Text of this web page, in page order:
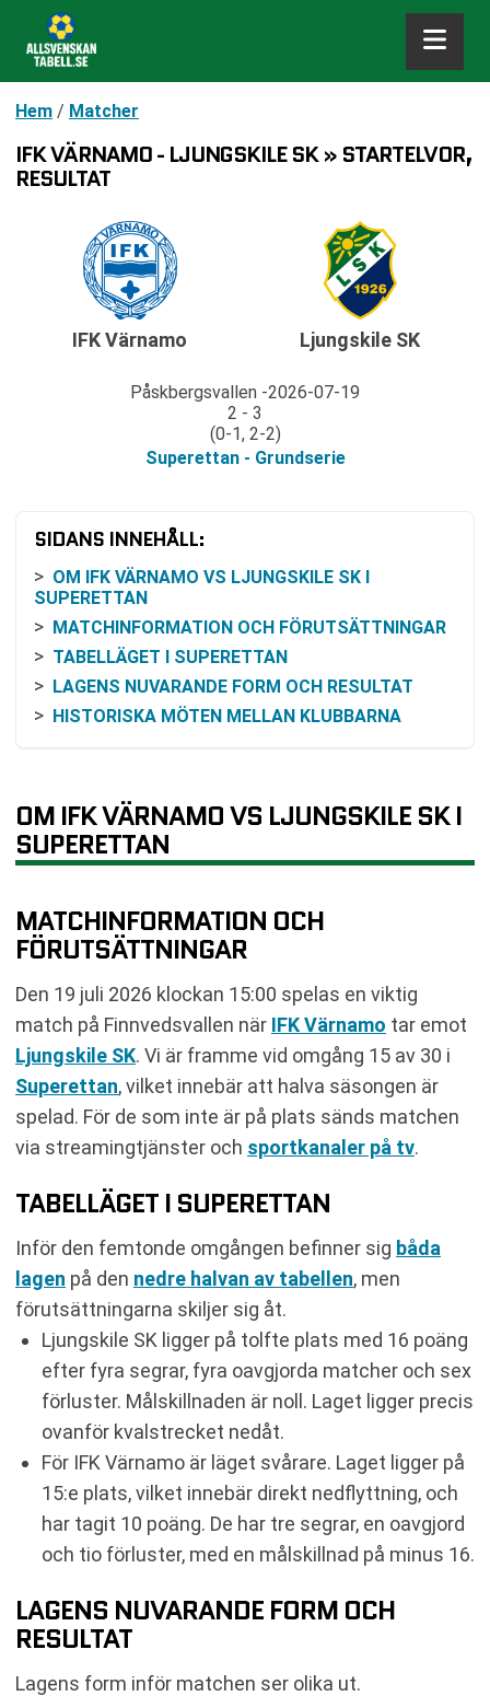
Hem / Matcher
IFK VÄRNAMO - LJUNGSKILE SK » STARTELVOR,
RESULTAT
IFK Värnamo
Påskbergsvallen 2026-07-19
2 - 3
(0-1, 2-2)
Superettan - Grundserie
Ljungskile SK
SIDANS INNEHÅLL:
OM IFK VÄRNAMO VS LJUNGSKILE SK I
SUPERETTAN
MATCHINFORMATION OCH FÖRUTSÄTTNINGAR
TABELLÄGET I SUPERETTAN
LAGENS NUVARANDE FORM OCH RESULTAT
HISTORISKA MÖTEN MELLAN KLUBBARNA
VANLIGA FRÅGOR OM IFK VÄRNAMO VS
LJUNGSKILE SK
TABELL
OM IFK VÄRNAMO VS LJUNGSKILE SK I
SUPERETTAN
MATCHINFORMATION OCH
FÖRUTSÄTTNINGAR
Den 19 juli 2026 klockan 15:00 spelas en viktig
match på Finnvedsvallen när IFK Värnamo tar emot
Ljungskile SK. Vi är framme vid omgång 15 av 30 i
Superettan, vilket innebär att halva säsongen är
spelad. För de som inte är på plats sänds matchen
via streamingtjänster och sportkanaler på tv.
TABELLÄGET I SUPERETTAN
Inför den femtonde omgången befinner sig båda
lagen på den nedre halvan av tabellen, men
förutsättningarna skiljer sig åt.
Ljungskile SK ligger på tolfte plats med 16 poäng
efter fyra segrar, fyra oavgjorda matcher och sex
förluster. Målskillnaden är noll. Laget ligger precis
ovanför kvalstrecket nedåt.
För IFK Värnamo är läget svårare. Laget ligger på
15:e plats, vilket innebär direkt nedflyttning, och
har tagit 10 poäng. De har tre segrar, en oavgjord
och tio förluster, med en målskillnad på minus 16.
LAGENS NUVARANDE FORM OCH
RESULTAT
Lagens form inför matchen ser olika ut.